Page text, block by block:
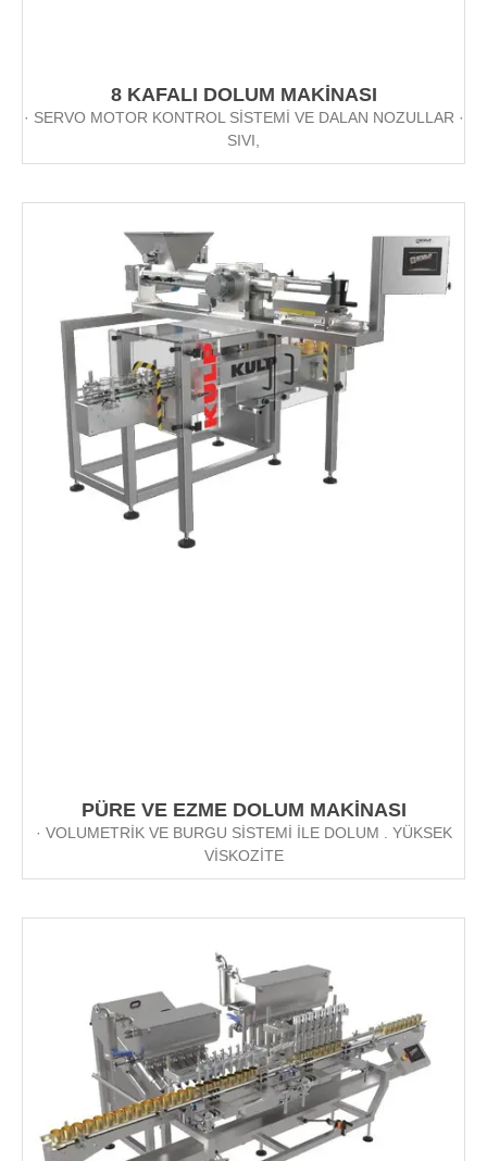
8 KAFALI DOLUM MAKİNASI
· SERVO MOTOR KONTROL SİSTEMİ VE DALAN NOZULLAR ·
SIVI,
PÜRE VE EZME DOLUM MAKİNASI
· VOLUMETRİK VE BURGU SİSTEMİ İLE DOLUM . YÜKSEK
VİSKOZİTE